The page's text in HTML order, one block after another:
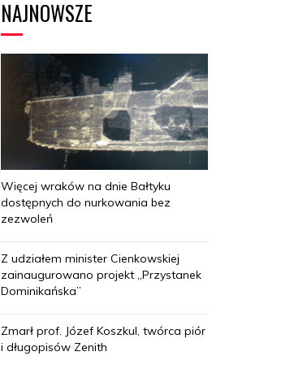
NAJNOWSZE
Więcej wraków na dnie Bałtyku
dostępnych do nurkowania bez
zezwoleń
Z udziałem minister Cienkowskiej
zainaugurowano projekt „Przystanek
Dominikańska”
Zmarł prof. Józef Koszkul, twórca piór
i długopisów Zenith